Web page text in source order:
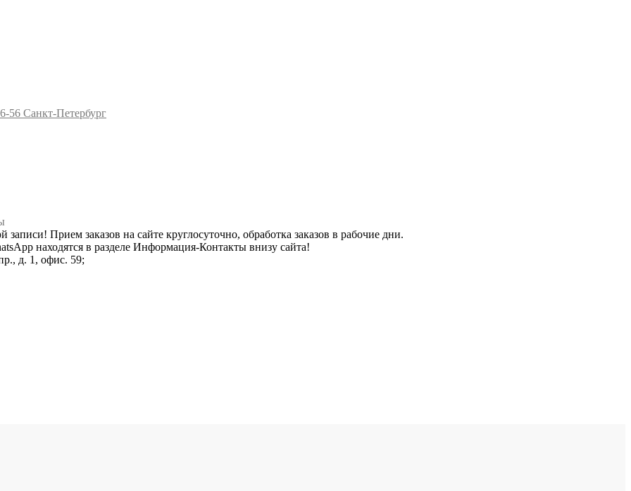
56 Санкт-Петербург
Прием заказов на сайте круглосуточно, обработка заказов в рабочие дни.
находятся в разделе Информация-Контакты внизу сайта!
д. 1, офис. 59;